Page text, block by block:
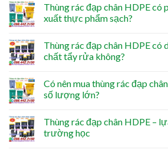
Thùng rác đạp chân HDPE có
xuất thực phẩm sạch?
Thùng rác đạp chân HDPE có
chất tẩy rửa không?
Có nên mua thùng rác đạp
số lượng lớn?
Thùng rác đạp chân HDPE –
trường học